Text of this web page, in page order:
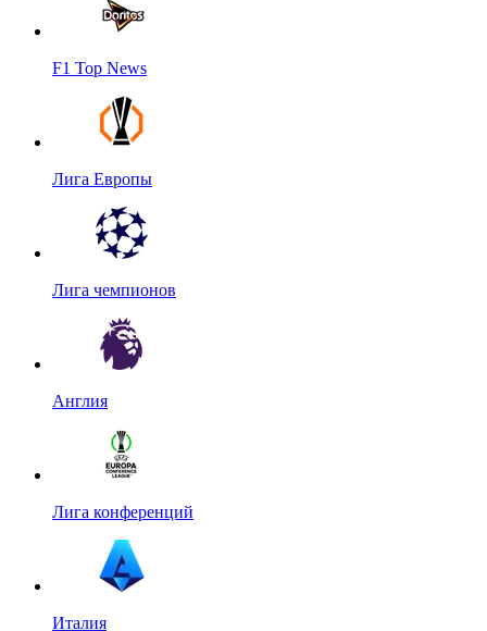
F1 Top News
Лига Европы
Лига чемпионов
Англия
Лига конференций
Италия